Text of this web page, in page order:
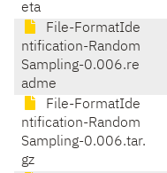
eta
File-FormatIde
ntification-Random
Sampling-0.006.re
adme
File-FormatIde
ntification-Random
Sampling-0.006.tar.
gz